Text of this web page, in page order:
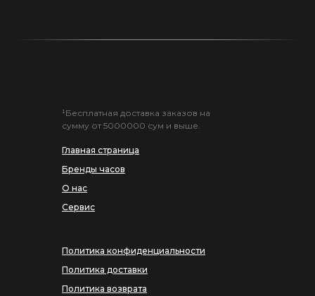
Главная страница
Бренды часов
О нас
Сервис
¹Бесплатная доставка заказов на
сумму от 5000000 сум и выше.
Политика конфиденциальности
Политика доставки
Политика возврата